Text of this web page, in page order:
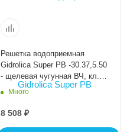
Решетка водоприемная
Gidrolica Super РВ -30.37,5.50
- щелевая чугунная ВЧ, кл.
E600
Много
8 508 ₽